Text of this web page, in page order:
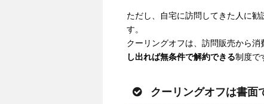
ただし、自宅に訪問してきた人に勧
す。
クーリングオフは、訪問販売から消
し出れば無条件で解約できる制度で
クーリングオフは書面